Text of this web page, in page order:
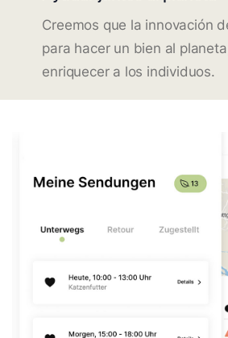
Creemos que la innovación
para hacer un bien al
enriquecer a los individuos.